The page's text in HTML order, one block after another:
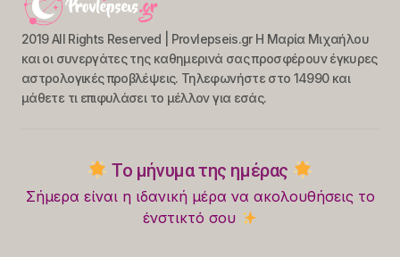
2019 All Rights Reserved | Provlepseis.gr Η Μαρία Μιχαήλου
και οι συνεργάτες της καθημερινά σας προσφέρουν έγκυρες
αστρολογικές προβλέψεις. Τηλεφωνήστε στο 14990 και
μάθετε τι επιφυλάσει το μέλλον για εσάς.
Το μήνυμα της ημέρας
Σήμερα είναι η ιδανική μέρα να ακολουθήσεις το
ένστικτό σου